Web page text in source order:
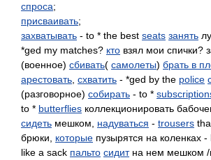
спроса;
присваивать;
захватывать - to * the best seats занять
*ged my matches? кто взял мои спички?
(военное) сбивать( самолеты) брать в
арестовать схватить - *ged by the police
(разговорное) собирать - to *
to * butterflies коллекционировать
сидеть мешком, надуваться - trousers
брюки, которые пузырятся на коленках
like a sack пальто сидитна нем мешком /